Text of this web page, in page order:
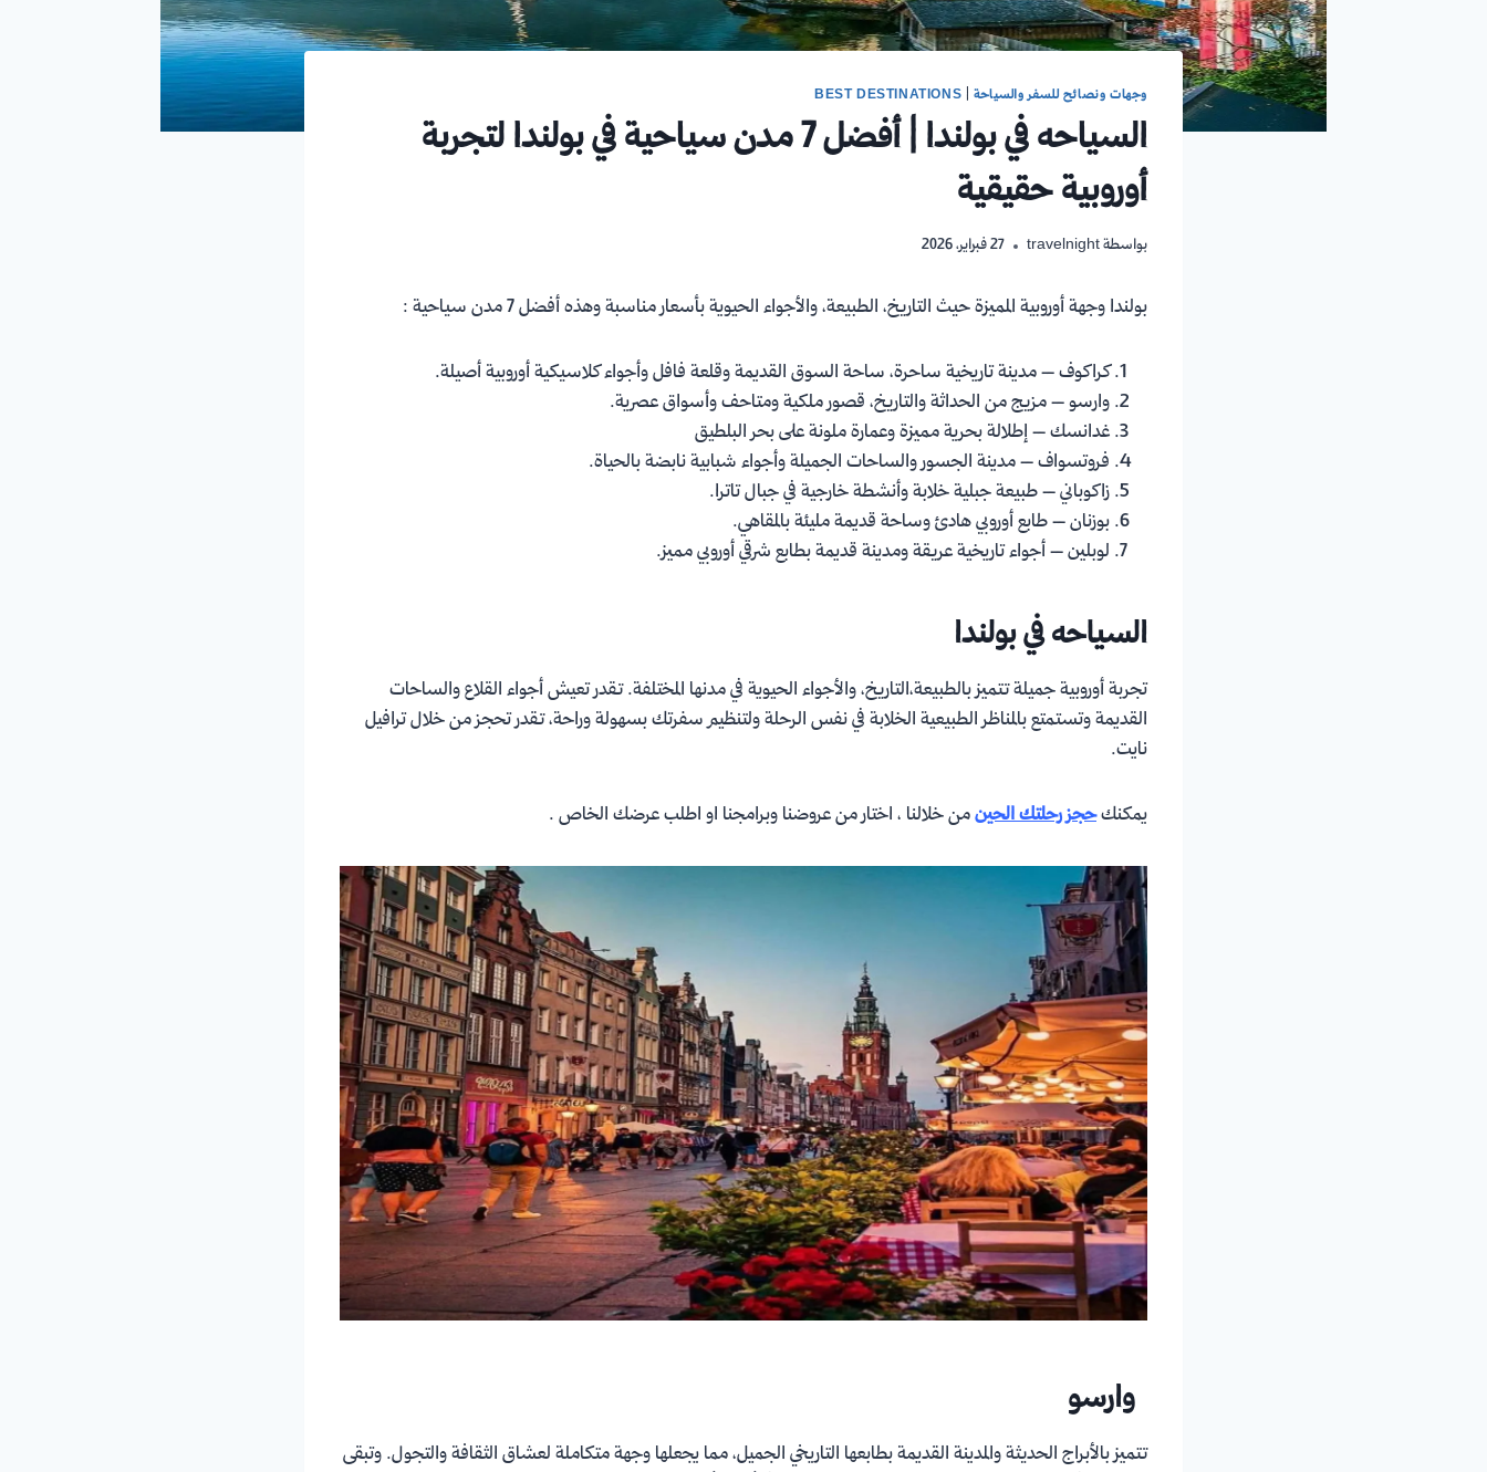
وجهات ونصائح للسفر والسياحة |
BEST DESTINATIONS
السياحه في بولندا​ | أفضل 7 مدن سياحية في بولندا لتجربة
أوروبية حقيقية
بواسطةtravelnight 27 فبراير، 2026
بولندا وجهة أوروبية المميزة حيث التاريخ، الطبيعة، والأجواء الحيوية بأسعار مناسبة وهذه أفضل 7 مدن سياحية :
كراكوف – مدينة تاريخية ساحرة، ساحة السوق القديمة وقلعة فافل وأجواء كلاسيكية أوروبية أصيلة.
وارسو – مزيج من الحداثة والتاريخ، قصور ملكية ومتاحف وأسواق عصرية.
غدانسك – إطلالة بحرية مميزة وعمارة ملونة على بحر البلطيق
فروتسواف – مدينة الجسور والساحات الجميلة وأجواء شبابية نابضة بالحياة.
زاكوباني – طبيعة جبلية خلابة وأنشطة خارجية في جبال تاترا.
بوزنان – طابع أوروبي هادئ وساحة قديمة مليئة بالمقاهي.
لوبلين – أجواء تاريخية عريقة ومدينة قديمة بطابع شرقي أوروبي مميز.
السياحه في بولندا​
تجربة أوروبية جميلة تتميز بالطبيعة،التاريخ، والأجواء الحيوية في مدنها المختلفة. تقدر تعيش أجواء القلاع والساحات
القديمة وتستمتع بالمناظر الطبيعية الخلابة في نفس الرحلة ولتنظيم سفرتك بسهولة وراحة، تقدر تحجز من خلال ترافيل
نايت.
يمكنكحجز رحلتك الحينمن خلالنا ، اختار من عروضنا وبرامجنا او اطلب عرضك الخاص .
وارسو
تتميز بالأبراج الحديثة والمدينة القديمة بطابعها التاريخي الجميل، مما يجعلها وجهة متكاملة لعشاق الثقافة والتجول. وتبقى